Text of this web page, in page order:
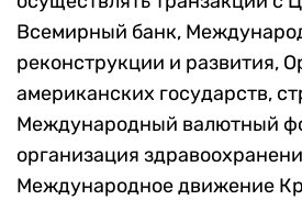
Всемирный банк,
реконструкции и развития,
американских государств,
Международный валютный
организация
Международное движение